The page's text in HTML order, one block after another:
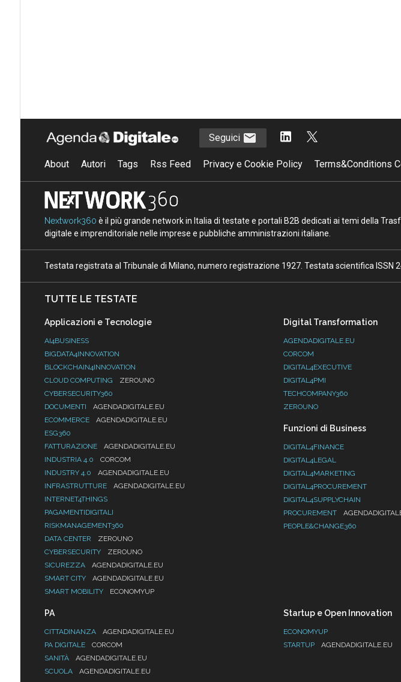
Seguici
About Autori Tags Rss Feed Privacy e Cookie Policy Terms&Conditions
Nextwork360 è il più grande network in Italia di testate e portali B2B dedicati ai temi della
digitale e imprenditoriale nelle imprese e pubbliche amministrazioni italiane.
Testata registrata al Tribunale di Milano, numero registrazione 1927. Testata scientifica ISSN
TUTTE LE TESTATE
Applicazioni e Tecnologie
AI4BUSINESS
BIGDATA4INNOVATION
BLOCKCHAIN4INNOVATION
CLOUD COMPUTING
ZEROUNO
CYBERSECURITY360
DOCUMENTI
AGENDADIGITALE.EU
ECOMMERCE
AGENDADIGITALE.EU
ESG360
FATTURAZIONE
AGENDADIGITALE.EU
INDUSTRIA 4.0
CORCOM
INDUSTRY 4.0
AGENDADIGITALE.EU
INFRASTRUTTURE
AGENDADIGITALE.EU
INTERNET4THINGS
PAGAMENTIDIGITALI
RISKMANAGEMENT360
DATA CENTER
ZEROUNO
CYBERSECURITY
ZEROUNO
SICUREZZA
AGENDADIGITALE.EU
SMART CITY
AGENDADIGITALE.EU
SMART MOBILITY
ECONOMYUP
Digital Transformation
AGENDADIGITALE.EU
CORCOM
DIGITAL4EXECUTIVE
DIGITAL4PMI
TECHCOMPANY360
ZEROUNO
Funzioni di Business
DIGITAL4FINANCE
DIGITAL4LEGAL
DIGITAL4MARKETING
DIGITAL4PROCUREMENT
DIGITAL4SUPPLYCHAIN
PROCUREMENT
PEOPLE&CHANGE360
PA
CITTADINANZA
AGENDADIGITALE.EU
PA DIGITALE
CORCOM
SANITÀ
AGENDADIGITALE.EU
SCUOLA
AGENDADIGITALE.EU
Startup e Open Innovation
ECONOMYUP
STARTUP
AGENDADIGITALE.EU